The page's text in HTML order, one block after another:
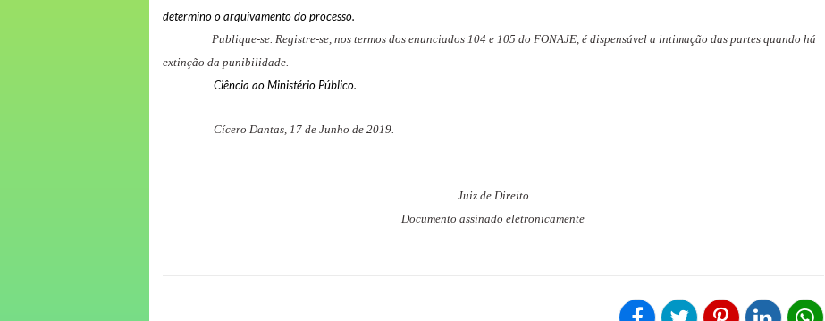
determino o arquivamento do processo.
Publique-se. Registre-se, nos termos dos enunciados 104 e 105 do FONAJE, é dispensável a intimação das partes quando há
extinção da punibilidade.
Ciência ao Ministério Público.
Cícero Dantas, 17 de Junho de 2019.
Juiz de Direito
Documento assinado eletronicamente